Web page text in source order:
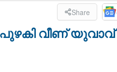
Share
വീണ് യുവാവ്